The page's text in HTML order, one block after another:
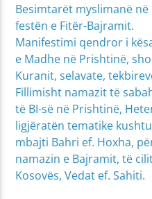
Besimtarët myslimanë
festën e Fitër-Bajramit.
Manifestimi qendror i
e Madhe në Prishtinë,
Kuranit, selavate,
Fillimisht namazit të
të BI-së në Prishtinë,
ligjëratën tematike
mbajti Bahri ef. Hoxha,
namazin e Bajramit, të
Kosovës, Vedat ef. Sahiti.